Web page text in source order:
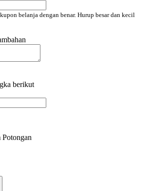
belanja dengan benar. Hurup besar dan kecil
berikut
Potongan